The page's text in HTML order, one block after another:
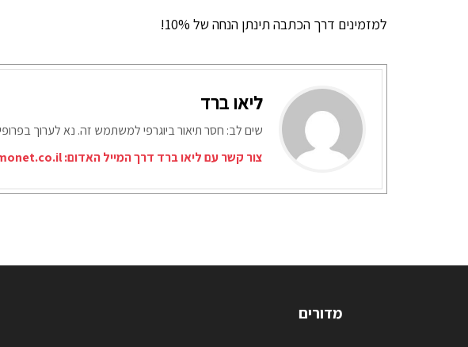
למזמינים דרך הכתבה תינתן הנחה של 10%!
ליאו ברד
שים לב: חסר תיאור ביוגרפי למשתמש זה. נא לערוך
צור קשר עם ליאו ברד דרך המייל האדום:
מדורים